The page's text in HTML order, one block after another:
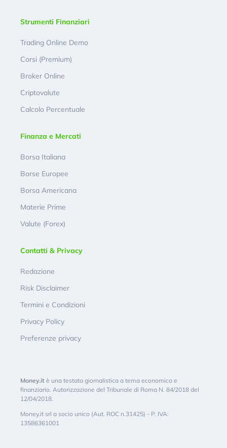
Strumenti Finanziari
Trading Online Demo
Corsi (Premium)
Broker Online
Criptovalute
Calcolo Percentuale
Finanza e Mercati
Borsa Italiana
Borse Europee
Borsa Americana
Materie Prime
Valute (Forex)
Contatti & Privacy
Redazione
Risk Disclaimer
Termini e Condizioni
Privacy Policy
Preferenze privacy
Money.it è una testata giornalistica a tema economico e
finanziario. Autorizzazione del Tribunale di Roma N. 84/2018 del
12/04/2018.
Money.it srl a socio unico (Aut. ROC n.31425) - P. IVA:
13586361001